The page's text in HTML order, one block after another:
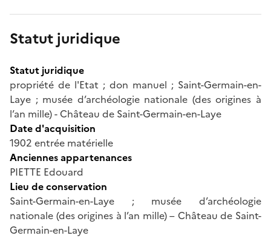
Statut juridique
Statut juridique
propriété de l'Etat ; don manuel ; Saint-Germain-en-
Laye ; musée d’archéologie nationale (des origines à
l’an mille) - Château de Saint-Germain-en-Laye
Date d'acquisition
1902 entrée matérielle
Anciennes appartenances
PIETTE Edouard
Lieu de conservation
Saint-Germain-en-Laye ; musée d’archéologie
nationale (des origines à l’an mille) – Château de Saint-
Germain-en-Laye